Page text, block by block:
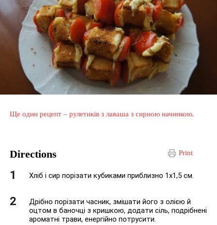
Ще один рецепт – рулетиків з лаваша з сирною начинкою.
Print
Directions
Хліб і сир порізати кубиками приблизно 1х1,5 см.
Дрібно порізати часник, змішати його з олією й
оцтом в баночці з кришкою, додати сіль, подрібнені
ароматні трави, енергійно потрусити.